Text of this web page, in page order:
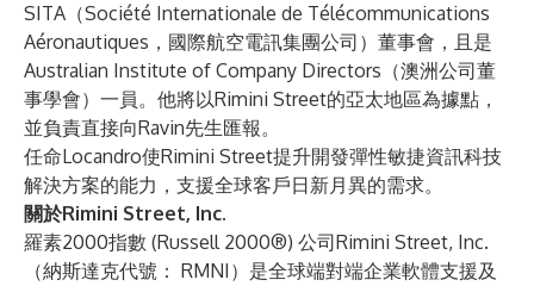
SITA（Société Internationale de Télécommunications
Aéronautiques，國際航空電訊集團公司）董事會，且是
Australian Institute of Company Directors（澳洲公司董
事學會）一員。他將以Rimini Street的亞太地區為據點，
並負責直接向Ravin先生匯報。
任命Locandro使Rimini Street提升開發彈性敏捷資訊科技
解決方案的能力，支援全球客戶日新月異的需求。
關於Rimini Street, Inc.
羅素2000指數 (Russell 2000®) 公司Rimini Street, Inc.
（納斯達克代號： RMNI）是全球端對端企業軟體支援及